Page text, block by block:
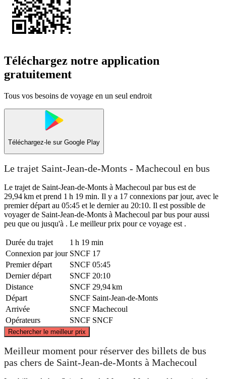
Téléchargez notre application
gratuitement
Tous vos besoins de voyage en un seul endroit
Téléchargez-le sur Google Play
Le trajet Saint-Jean-de-Monts - Machecoul en bus
Le trajet de Saint-Jean-de-Monts à Machecoul par bus est de
29,94 km et prend 1 h 19 min. Il y a 17 connexions par jour, avec le
premier départ au 05:45 et le dernier au 20:10. Il est possible de
voyager de Saint-Jean-de-Monts à Machecoul par bus pour aussi
peu que ou jusqu'à . Le meilleur prix pour ce voyage est .
Durée du trajet
1 h 19 min
Connexion par jour SNCF 17
Premier départ
SNCF 05:45
Dernier départ
SNCF 20:10
Distance
SNCF 29,94 km
Départ
SNCF Saint-Jean-de-Monts
Arrivée
SNCF Machecoul
Opérateurs
SNCF SNCF
Rechercher le meilleur prix
Meilleur moment pour réserver des billets de bus
pas chers de Saint-Jean-de-Monts à Machecoul